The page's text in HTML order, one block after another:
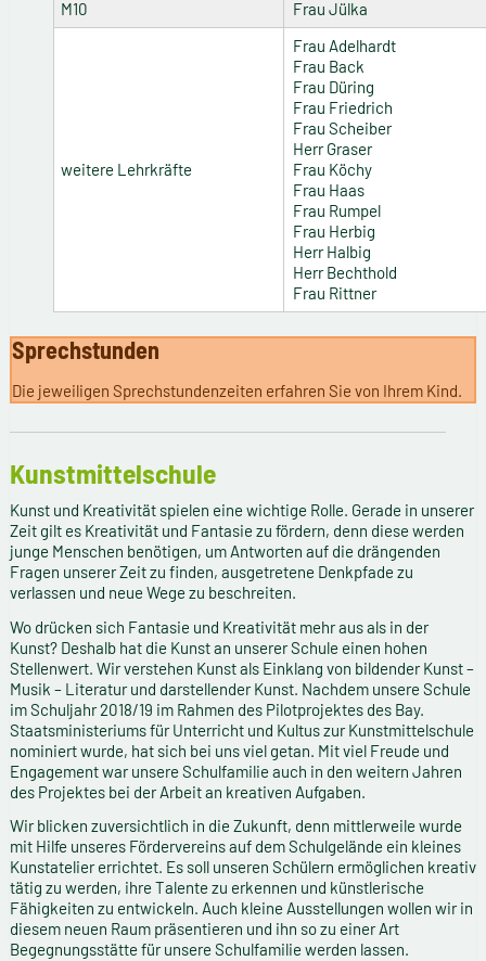
M10
Frau Jülka
weitere Lehrkräfte
Frau Adelhardt
Frau Back
Frau Düring
Frau Friedrich
Frau Scheiber
Herr Graser
Frau Köchy
Frau Haas
Frau Rumpel
Frau Herbig
Herr Halbig
Herr Bechthold
Frau Rittner
Sprechstunden
Die jeweiligen Sprechstundenzeiten erfahren Sie von Ihrem Kind.
Kunstmittelschule
Kunst und Kreativität spielen eine wichtige Rolle. Gerade in unserer
Zeit gilt es Kreativität und Fantasie zu fördern, denn diese werden
junge Menschen benötigen, um Antworten auf die drängenden
Fragen unserer Zeit zu finden, ausgetretene Denkpfade zu
verlassen und neue Wege zu beschreiten.
Wo drücken sich Fantasie und Kreativität mehr aus als in der
Kunst? Deshalb hat die Kunst an unserer Schule einen hohen
Stellenwert. Wir verstehen Kunst als Einklang von bildender Kunst –
Musik – Literatur und darstellender Kunst. Nachdem unsere Schule
im Schuljahr 2018/19 im Rahmen des Pilotprojektes des Bay.
Staatsministeriums für Unterricht und Kultus zur Kunstmittelschule
nominiert wurde, hat sich bei uns viel getan. Mit viel Freude und
Engagement war unsere Schulfamilie auch in den weitern Jahren
des Projektes bei der Arbeit an kreativen Aufgaben.
Wir blicken zuversichtlich in die Zukunft, denn mittlerweile wurde
mit Hilfe unseres Fördervereins auf dem Schulgelände ein kleines
Kunstatelier errichtet. Es soll unseren Schülern ermöglichen kreativ
tätig zu werden, ihre Talente zu erkennen und künstlerische
Fähigkeiten zu entwickeln. Auch kleine Ausstellungen wollen wir in
diesem neuen Raum präsentieren und ihn so zu einer Art
Begegnungsstätte für unsere Schulfamilie werden lassen.